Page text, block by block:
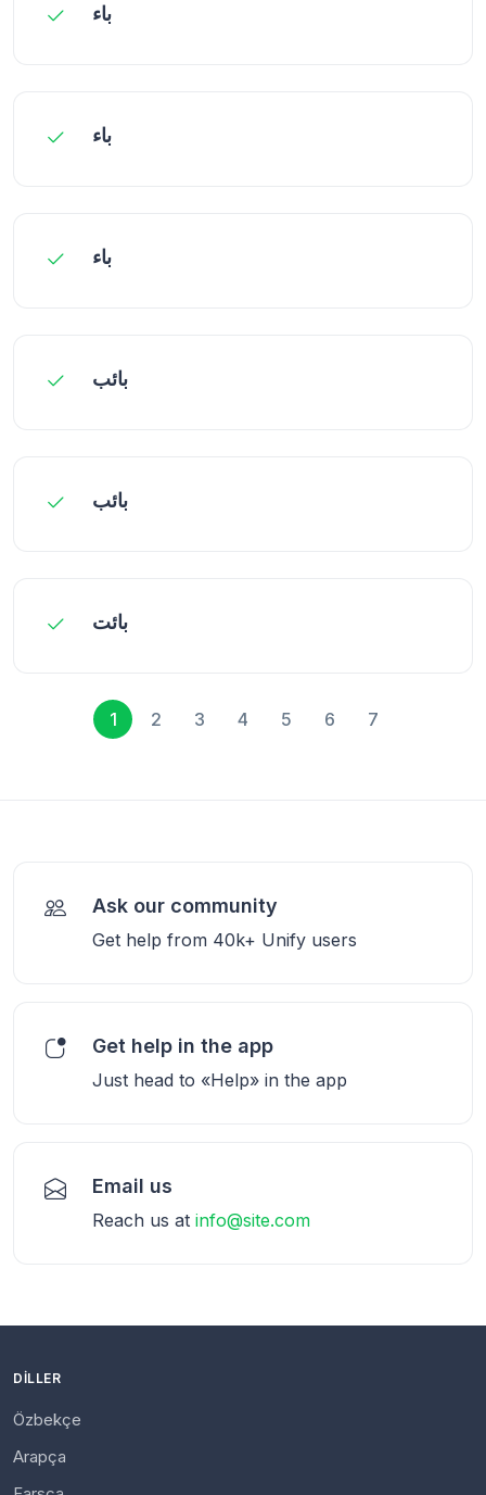
باء
باء
باء
بائب
بائب
بائت
1 2 3 4 5 6 7
Ask our community
Get help from 40k+ Unify users
Get help in the app
Just head to «Help» in the app
Email us
Reach us at info@site.com
DILLER
Özbekçe
Arapça